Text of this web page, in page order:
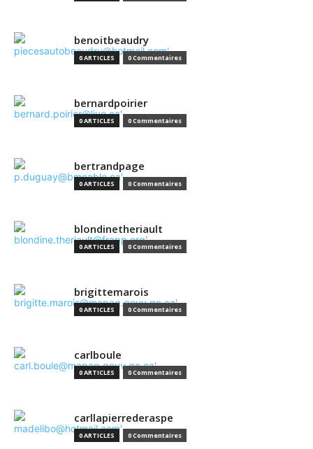
benoitbeaudry
0 ARTICLES 0 Commentaires
bernardpoirier
0 ARTICLES 0 Commentaires
bertrandpage
0 ARTICLES 0 Commentaires
blondinetheriault
0 ARTICLES 0 Commentaires
brigittemarois
0 ARTICLES 0 Commentaires
carlboule
0 ARTICLES 0 Commentaires
carllapierrederaspe
0 ARTICLES 0 Commentaires